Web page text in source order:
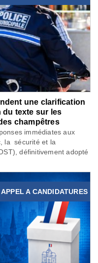
une clarification
du texte sur les
champêtres
immédiates aux
la sécurité et la
définitivement adopté
APPEL A CANDIDATURES